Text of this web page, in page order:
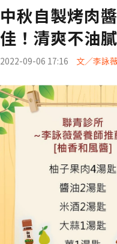
中秋自製烤肉
佳！清爽不油膩
2022-09-06 17:16 文／李詠